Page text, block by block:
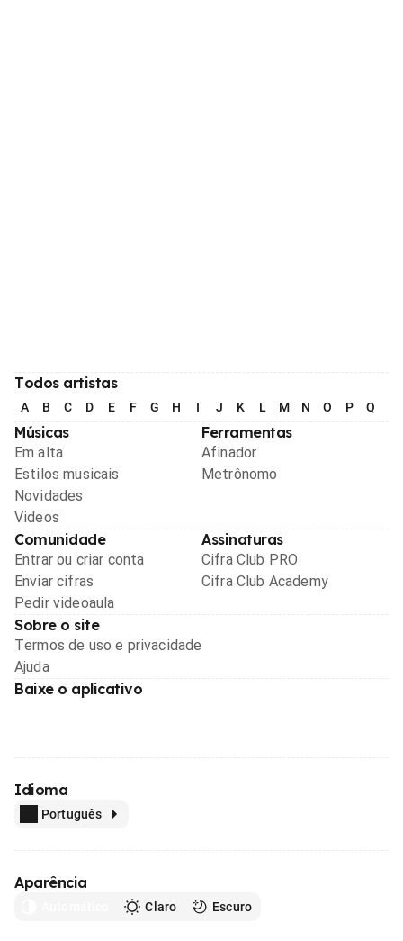
Todos artistas
A B C D E F G H I J K L M N O P Q
Músicas
Em alta
Estilos musicais
Novidades
Videos
Ferramentas
Afinador
Metrônomo
Comunidade
Entrar ou criar conta
Enviar cifras
Pedir videoaula
Assinaturas
Cifra Club PRO
Cifra Club Academy
Sobre o site
Termos de uso e privacidade
Ajuda
Baixe o aplicativo
Idioma
Português
Aparência
Claro Escuro